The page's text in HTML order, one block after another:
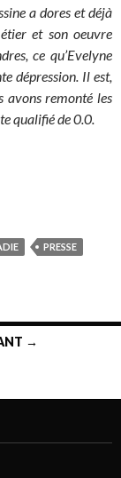
a dores et déjà
et son oeuvre
ce qu’Evelyne
dépression. Il est,
avons remonté les
qualifié de 0.0.
PRESSE
→